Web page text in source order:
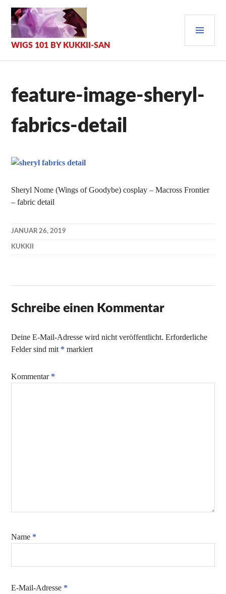
Inhalt
springen
WIGS 101 BY KUKKII-SAN
feature-image-sheryl-
fabrics-detail
Sheryl Nome (Wings of Goodybe) cosplay – Macross Frontier
– fabric detail
JANUAR 26, 2019
KUKKII
Schreibe einen Kommentar
Deine E-Mail-Adresse wird nicht veröffentlicht. Erforderliche
Felder sind mit * markiert
Kommentar *
Name *
E-Mail-Adresse *